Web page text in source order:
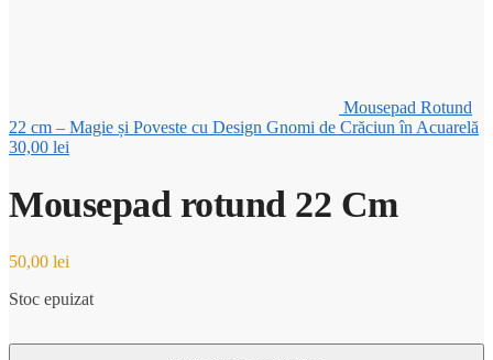
Mousepad Rotund
22 cm – Magie și Poveste cu Design Gnomi de Crăciun în Acuarelă
30,00 lei
Mousepad rotund 22 Cm
50,00 lei
Stoc epuizat